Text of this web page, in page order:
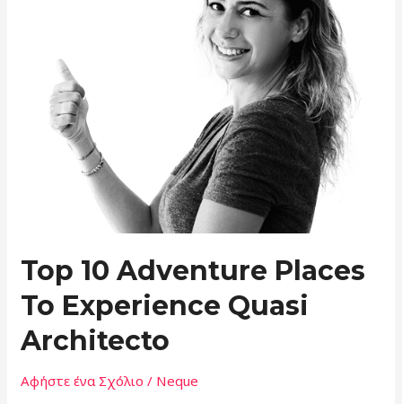
Top 10 Adventure Places
To Experience Quasi
Architecto
Αφήστε ένα Σχόλιο / Neque